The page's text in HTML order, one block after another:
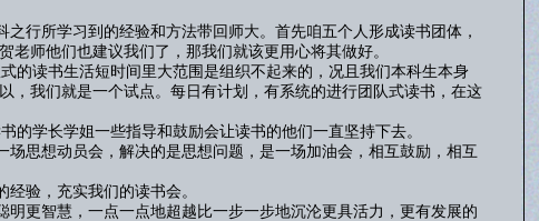
行所学习到的经验和方法带回师大。首先咱五个人形成读书团体，
师他们也建议我们了，那我们就该更用心将其做好。
读书生活短时间里大范围是组织不起来的，况且我们本科生本身
，我们就是一个试点。每日有计划，有系统的进行团队式读书，在这
学长学姐一些指导和鼓励会让读书的他们一直坚持下去。
思想动员会，解决的是思想问题，是一场加油会，相互鼓励，相互
验，充实我们的读书会。
更智慧，一点一点地超越比一步一步地沉沦更具活力，更有发展的